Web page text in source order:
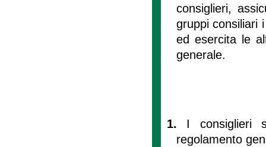
consiglieri,
gruppi consiliari
ed esercita le
generale.
1. I consiglieri
regolamento